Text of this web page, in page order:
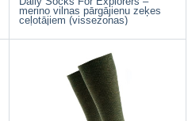
merino vilnas pārgājienu zeķes
ceļotājiem (vissezonas)